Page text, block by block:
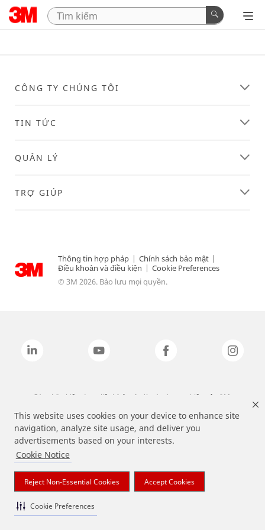
This website uses cookies on your device to enhance site
navigation, analyze site usage, and deliver you
advertisements based on your interests.
Cookie Notice
Reject Non-Essential Cookies Accept Cookies
Cookie Preferences
CÔNG TY CHÚNG TÔI
TIN TỨC
QUẢN LÝ
TRỢ GIÚP
Thông tin hợp pháp | Chính sách bảo mật |
Điều khoản và điều kiện | Cookie Preferences
© 3M 2026. Bảo lưu mọi quyền.
Các nhãn hiệu được liệt kê ở trên là các thương hiệu của 3M.